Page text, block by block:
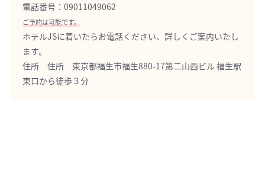
電話番号： 09011049062
ご予約は可能です。
ホテルJSに着いたらお電話ください、詳しくご案内いたし
ます。
住所 住所 東京都福生市福生880-17第二山西ビル 福生駅
東口から徒歩３分